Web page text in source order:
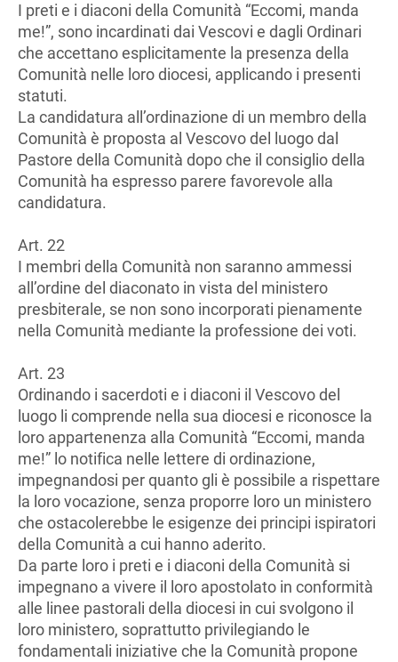
I preti e i diaconi della Comunità “Eccomi, manda
me!”, sono incardinati dai Vescovi e dagli Ordinari
che accettano esplicitamente la presenza della
Comunità nelle loro diocesi, applicando i presenti
statuti.
La candidatura all’ordinazione di un membro della
Comunità è proposta al Vescovo del luogo dal
Pastore della Comunità dopo che il consiglio della
Comunità ha espresso parere favorevole alla
candidatura.
Art. 22
I membri della Comunità non saranno ammessi
all’ordine del diaconato in vista del ministero
presbiterale, se non sono incorporati pienamente
nella Comunità mediante la professione dei voti.
Art. 23
Ordinando i sacerdoti e i diaconi il Vescovo del
luogo li comprende nella sua diocesi e riconosce la
loro appartenenza alla Comunità “Eccomi, manda
me!” lo notifica nelle lettere di ordinazione,
impegnandosi per quanto gli è possibile a rispettare
la loro vocazione, senza proporre loro un ministero
che ostacolerebbe le esigenze dei principi ispiratori
della Comunità a cui hanno aderito.
Da parte loro i preti e i diaconi della Comunità si
impegnano a vivere il loro apostolato in conformità
alle linee pastorali della diocesi in cui svolgono il
loro ministero, soprattutto privilegiando le
fondamentali iniziative che la Comunità propone